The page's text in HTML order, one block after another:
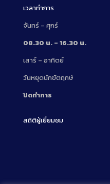
เวลาทำการ
จันทร์ – ศุกร์
08.30 น. – 16.30 น.
เสาร์ – อาทิตย์
วันหยุดนักขัตฤกษ์
ปิดทำการ
สถิติผู้เยี่ยมชม